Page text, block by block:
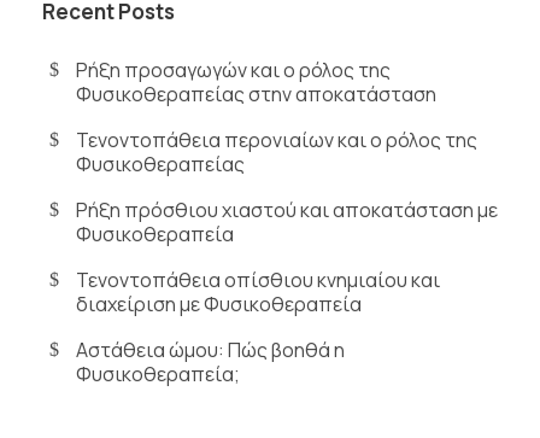
Recent Posts
Ρήξη προσαγωγών και ο ρόλος της
Φυσικοθεραπείας στην αποκατάσταση
Τενοντοπάθεια περονιαίων και ο ρόλος της
Φυσικοθεραπείας
Ρήξη πρόσθιου χιαστού και αποκατάσταση με
Φυσικοθεραπεία
Τενοντοπάθεια οπίσθιου κνημιαίου και
διαχείριση με Φυσικοθεραπεία
Αστάθεια ώμου: Πώς βοηθά η
Φυσικοθεραπεία;